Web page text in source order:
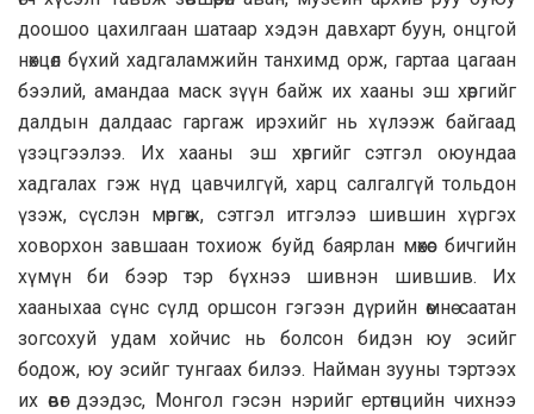
доошоо цахилгаан шатаар хэдэн давхарт буун, онцгой
нөхцөл бүхий хадгаламжийн танхимд орж, гартаа цагаан
бээлий, амандаа маск зүүн байж их хааны эш хөргийг
далдын далдаас гаргаж ирэхийг нь хүлээж байгаад
үзэцгээлээ. Их хааны эш хөргийг сэтгэл оюундаа
хадгалах гэж нүд цавчилгүй, харц салгалгүй тольдон
үзэж, сүслэн мөргөж, сэтгэл итгэлээ шившин хүргэх
ховорхон завшаан тохиож буйд баярлан мөхөс бичгийн
хүмүн би бээр тэр бүхнээ шивнэн шившив. Их
хааныхаа сүнс сүлд оршсон гэгээн дүрийн өмнө саатан
зогсохуй удам хойчис нь болсон бидэн юу эсийг
бодож, юу эсийг тунгаах билээ. Найман зууны тэртээх
их өвөг дээдэс, Монгол гэсэн нэрийг ертөнцийн чихнээ